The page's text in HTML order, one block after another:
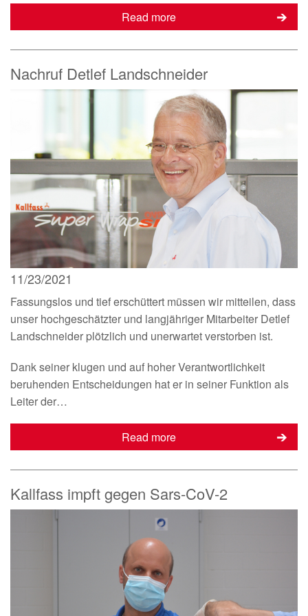
Read more
Nachruf Detlef Landschneider
11/23/2021
Fassungslos und tief erschüttert müssen wir mitteilen, dass
unser hochgeschätzter und langjähriger Mitarbeiter Detlef
Landschneider plötzlich und unerwartet verstorben ist.
Dank seiner klugen und auf hoher Verantwortlichkeit
beruhenden Entscheidungen hat er in seiner Funktion als
Leiter der…
Read more
Kallfass impft gegen Sars-CoV-2